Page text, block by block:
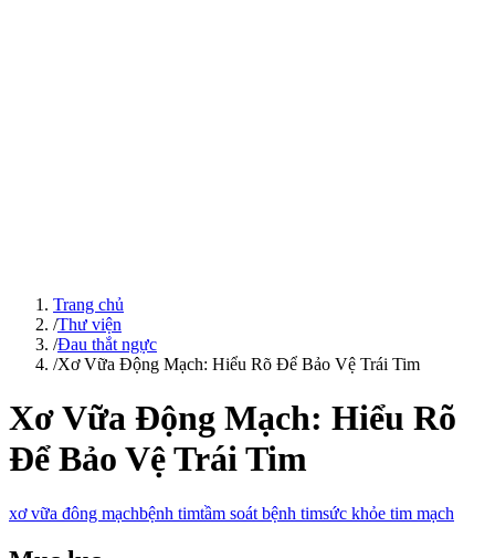
Trang chủ
/Thư viện
/Đau thắt ngực
/Xơ Vữa Động Mạch: Hiểu Rõ Để Bảo Vệ Trái Tim
Xơ Vữa Động Mạch: Hiểu Rõ
Để Bảo Vệ Trái Tim
xơ vữa đông mạchbệnh timtầm soát bệnh timsức khỏe tim mạch